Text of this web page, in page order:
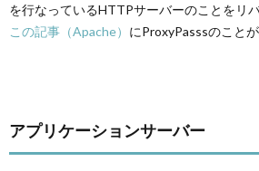
を行なっているHTTPサーバーのことをリ
この記事（Apache） にProxyPasssのこと
アプリケーションサーバー